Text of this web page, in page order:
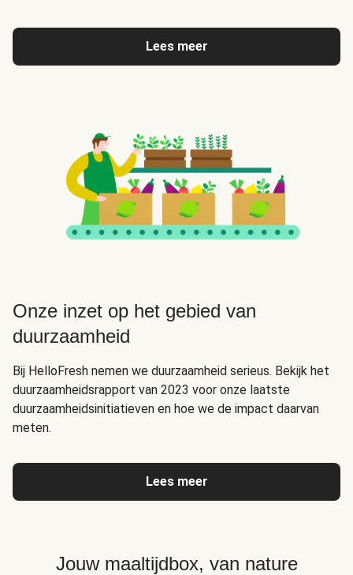
Lees meer
Onze inzet op het gebied van
duurzaamheid
Bij HelloFresh nemen we duurzaamheid serieus. Bekijk het
duurzaamheidsrapport van 2023 voor onze laatste
duurzaamheidsinitiatieven en hoe we de impact daarvan
meten.
Lees meer
Jouw maaltijdbox, van nature